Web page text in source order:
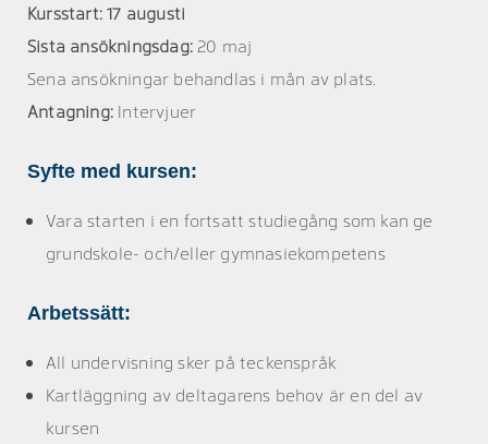
Kursstart: 17 augusti
Sista ansökningsdag: 20 maj
Sena ansökningar behandlas i mån av plats.
Antagning: Intervjuer
Syfte med kursen:
Vara starten i en fortsatt studiegång som kan ge
grundskole- och/eller gymnasiekompetens
Arbetssätt:
All undervisning sker på teckenspråk
Kartläggning av deltagarens behov är en del av
kursen